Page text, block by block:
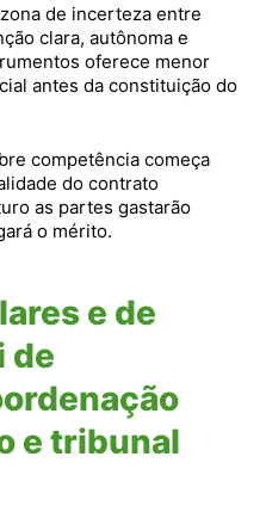
de incerteza entre
clara, autônoma e
oferece menor
antes da constituição do
competência começa
do contrato
as partes gastarão
o mérito.
e de
de
e tribunal